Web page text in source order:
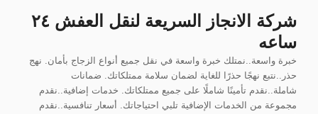
المحتوى
شركة الانجاز السريعة لنقل العفش ٢٤
ساعه
خبرة واسعة..نمتلك خبرة واسعة في نقل جميع أنواع الزجاج بأمان. نهج
حذر..نتبع نهجًا حذرًا للغاية لضمان سلامة ممتلكاتك. ضمانات
شاملة..نقدم تأمينًا شاملًا على جميع ممتلكاتك. خدمات إضافية..نقدم
مجموعة من الخدمات الإضافية تلبي احتياجاتك. أسعار تنافسية..نقدم